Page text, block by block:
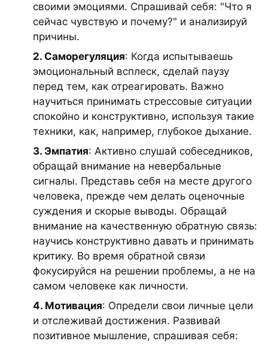
своими эмоциями. Спрашивай себя: "Что я
сейчас чувствую и почему?" и анализируй
причины.
2. Саморегуляция: Когда испытываешь
эмоциональный всплеск, сделай паузу
перед тем, как отреагировать. Важно
научиться принимать стрессовые ситуации
спокойно и конструктивно, используя такие
техники, как, например, глубокое дыхание.
3. Эмпатия: Активно слушай собеседников,
обращай внимание на невербальные
сигналы. Представь себя на месте другого
человека, прежде чем делать оценочные
суждения и скорые выводы. Обращай
внимание на качественную обратную связь:
научись конструктивно давать и принимать
критику. Во время обратной связи
фокусируйся на решении проблемы, а не на
самом человеке как личности.
4. Мотивация: Определи свои личные цели
и отслеживай достижения. Развивай
позитивное мышление, спрашивая себя: